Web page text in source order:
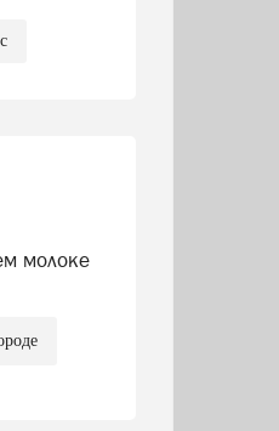
молоке